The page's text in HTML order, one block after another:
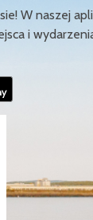
W naszej
i